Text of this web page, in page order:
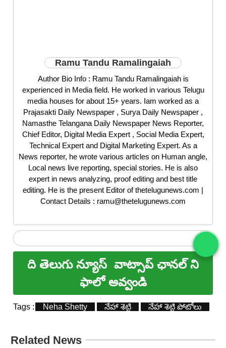
Ramu Tandu Ramalingaiah
Author Bio Info : Ramu Tandu Ramalingaiah is
experienced in Media field. He worked in various Telugu
media houses for about 15+ years. Iam worked as a
Prajasakti Daily Newspaper , Surya Daily Newspaper ,
Namasthe Telangana Daily Newspaper News Reporter,
Chief Editor, Digital Media Expert , Social Media Expert,
Technical Expert and Digital Marketing Expert. As a
News reporter, he wrote various articles on Human angle,
Local news live reporting, special stories. He is also
expert in news analyzing, proof editing and best title
editing. He is the present Editor of thetelugunews.com |
Contact Details : ramu@thetelugunews.com
ది తెలుగు న్యూస్ వాట్సాప్ ఛానల్ ని
ఫాలో అవ్వండి
Tags : Neha Shetty నేహా శెట్టి నేహా శెట్టి పోటోలు
Related News